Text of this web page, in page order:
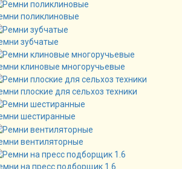
поликлиновые
зубчатые
клиновые многоручьевые
плоские для сельхоз техники
шестиранные
вентиляторные
на пресс подборщик 1.6